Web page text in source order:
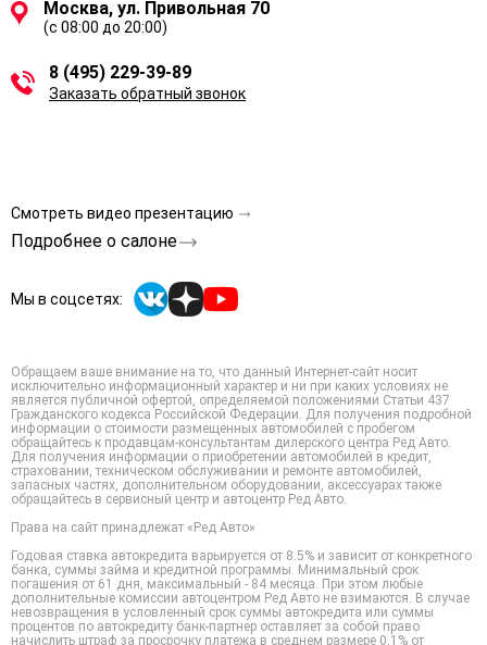
Москва, ул. Привольная 70
(с 08:00 до 20:00)
8 (495) 229-39-89
Заказать обратный звонок
Смотреть видео презентацию
Подробнее о салоне
Мы в соцсетях:
Обращаем ваше внимание на то, что данный Интернет-сайт носит
исключительно информационный характер и ни при каких условиях не
является публичной офертой, определяемой положениями Статьи 437
Гражданского кодекса Российской Федерации. Для получения подробной
информации о стоимости размещенных автомобилей с пробегом
обращайтесь к продавцам-консультантам дилерского центра Ред Авто.
Для получения информации о приобретении автомобилей в кредит,
страховании, техническом обслуживании и ремонте автомобилей,
запасных частях, дополнительном оборудовании, аксессуарах также
обращайтесь в сервисный центр и автоцентр Ред Авто.
Права на сайт принадлежат «Ред Авто»
Годовая ставка автокредита варьируется от 8.5% и зависит от конкретного
банка, суммы займа и кредитной программы. Минимальный срок
погашения от 61 дня, максимальный - 84 месяца. При этом любые
дополнительные комиссии автоцентром Ред Авто не взимаются. В случае
невозвращения в условленный срок суммы автокредита или суммы
процентов по автокредиту банк-партнер оставляет за собой право
начислить штраф за просрочку платежа в среднем размере 0,1% от